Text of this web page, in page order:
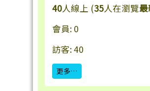
40人線上 (35人在瀏覽
會員: 0
訪客: 40
更多…